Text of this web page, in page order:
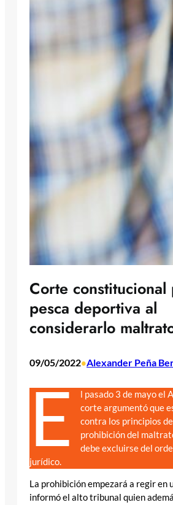
Corte
pesca deportiva al
considerarlo
09/05/2022•Alexander Peña
E
l pasado 3 de mayo el
corte argumentó que
contra los principios
prohibición del
debe excluirse del
jurídico.
La prohibición empezará a regir en
informó el alto tribunal quien